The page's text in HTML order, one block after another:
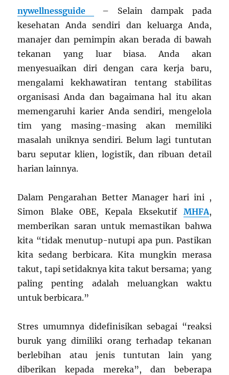
nywellnessguide
– Selain dampak pada
kesehatan Anda sendiri dan keluarga Anda,
manajer dan pemimpin akan berada di bawah
tekanan yang luar biasa. Anda akan
menyesuaikan diri dengan cara kerja baru,
mengalami kekhawatiran tentang stabilitas
organisasi Anda dan bagaimana hal itu akan
memengaruhi karier Anda sendiri, mengelola
tim yang masing-masing akan memiliki
masalah uniknya sendiri. Belum lagi tuntutan
baru seputar klien, logistik, dan ribuan detail
harian lainnya.
Dalam Pengarahan Better Manager hari ini ,
Simon Blake OBE, Kepala Eksekutif MHFA,
memberikan saran untuk memastikan bahwa
kita “tidak menutup-nutupi apa pun. Pastikan
kita sedang berbicara. Kita mungkin merasa
takut, tapi setidaknya kita takut bersama; yang
paling penting adalah meluangkan waktu
untuk berbicara.”
Stres umumnya didefinisikan sebagai “reaksi
buruk yang dimiliki orang terhadap tekanan
berlebihan atau jenis tuntutan lain yang
diberikan kepada mereka”, dan beberapa